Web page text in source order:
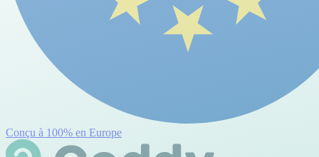
Conçu à 100% en Europe